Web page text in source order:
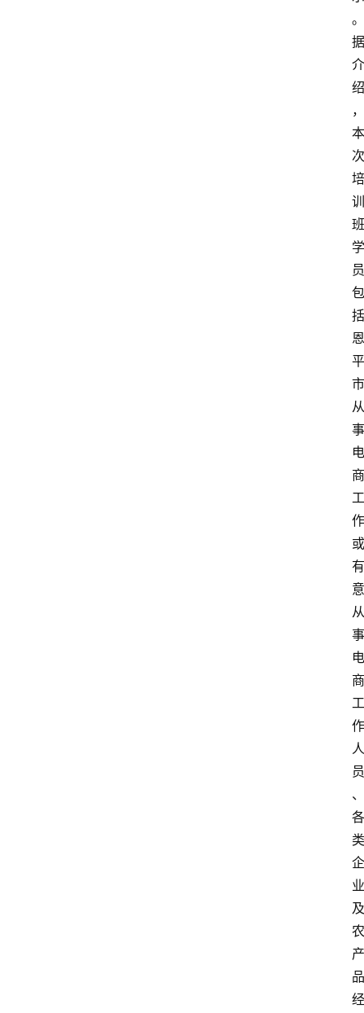
。
据
介
绍
，
本
次
培
训
班
学
员
包
括
恩
平
市
从
事
电
商
工
作
或
有
意
从
事
电
商
工
作
人
员
、
各
类
企
业
及
农
产
品
经